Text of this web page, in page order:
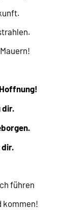
dir.
führen
kommen!